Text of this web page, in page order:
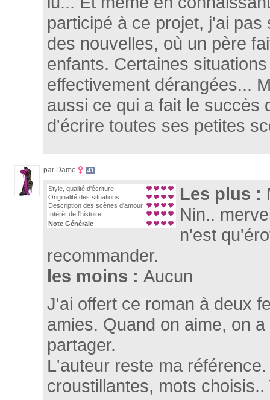
participé à ce projet, j'ai pas
des nouvelles, où un père
enfants. Certaines
effectivement dérangées...
aussi ce qui a fait le succès
d'écrire toutes ses petites
par Dame 43
Style, qualité d'écriture
Originalité des situations
Description des scènes d'amour
Intérêt de l'histoire
Note Générale
Les plus :
Nin..
n'est
recommander.
les moins : Aucun
J'ai offert ce roman à deux
amies. Quand on aime, on
partager.
L'auteur reste ma
croustillantes, mots choisis..